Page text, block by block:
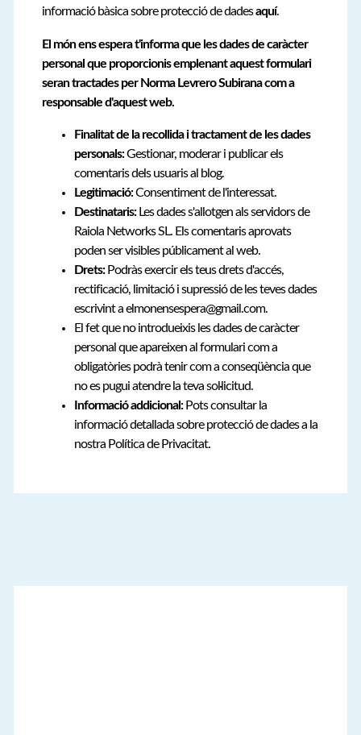
informació bàsica sobre protecció de dadesaquí.
El món ens espera t'informa que les dades de caràcter
personal que proporcionis emplenant aquest formulari
seran tractades per Norma Levrero Subirana com a
responsable d'aquest web.
Finalitat de la recollida i tractament de les dades
personals:Gestionar, moderar i publicar els
comentaris dels usuaris al blog.
Legitimació:Consentiment de l'interessat.
Destinataris:Les dades s'allotgen als servidors de
Raiola Networks SL. Els comentaris aprovats
poden ser visibles públicament al web.
Drets:Podràs exercir els teus drets d'accés,
rectificació, limitació i supressió de les teves dades
escrivint a elmonensespera@gmail.com.
El fet que no introdueixis les dades de caràcter
personal que apareixen al formulari com a
obligatòries podrà tenir com a conseqüència que
no es pugui atendre la teva sol·licitud.
Informació addicional:Pots consultar la
informació detallada sobre protecció de dades a la
nostra Política de Privacitat.